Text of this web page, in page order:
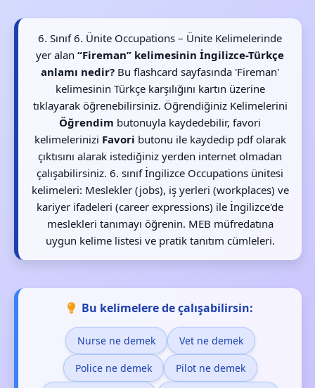
6. Sınıf 6. Ünite Occupations – Ünite Kelimelerinde
yer alan“Fireman” kelimesinin İngilizce-Türkçe
anlamı nedir? Bu flashcard sayfasında 'Fireman'
kelimesinin Türkçe karşılığını kartın üzerine
tıklayarak öğrenebilirsiniz. Öğrendiğiniz Kelimelerini
Öğrendim butonuyla kaydedebilir, favori
kelimelerinizi Favori butonu ile kaydedip pdf olarak
çıktısını alarak istediğiniz yerden internet olmadan
çalışabilirsiniz. 6. sınıf İngilizce Occupations ünitesi
kelimeleri: Meslekler (jobs), iş yerleri (workplaces) ve
kariyer ifadeleri (career expressions) ile İngilizce'de
meslekleri tanımayı öğrenin. MEB müfredatına
uygun kelime listesi ve pratik tanıtım cümleleri.
Bu kelimelere de çalışabilirsin:
Nurse ne demek Vet ne demek
Police ne demek Pilot ne demek